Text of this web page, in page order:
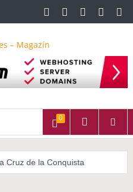
0
Cruz de la Conquista